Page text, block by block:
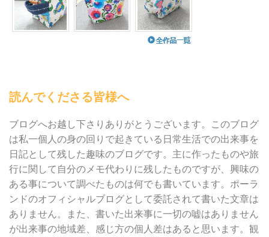
読んでくださる皆様へ
ブログへお越し下さりありがとうございます。このブログ
は私一個人の身の回りで起きている日常生活での出来事を
日記として残した趣味のブログです。主に作ったものや旅
行に関して自分のメモ代わりに残したものですが、興味の
ある事について調べたものは何でも書いています。ポーラ
ンドのオフィシャルブログとして委託されて書いた文章は
ありません。また、書いた出来事に一切の嘘はありません
が出来事の地域差、感じ方の個人差はあると思います。観